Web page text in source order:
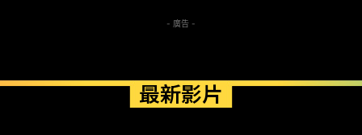
- 廣告 -
最新影片